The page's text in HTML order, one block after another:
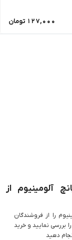
127,000 تومان
آلومینیوم از
را از فروشندگان
بررسی نمایید و خرید
دهید